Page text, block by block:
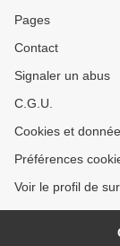
Pages
Contact
Signaler un abus
C.G.U.
Cookies et
Préférences
Voir le profil de